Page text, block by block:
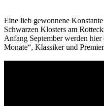
Eine lieb gewonnene
Schwarzen Klosters am
Anfang September werden
Monate“, Klassiker und